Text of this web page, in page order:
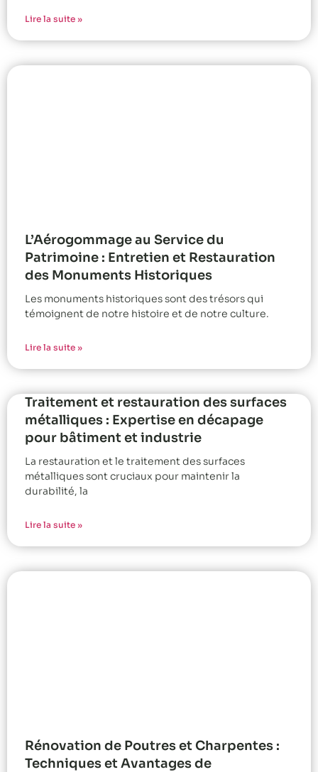
Lire la suite »
L’Aérogommage au Service du
Patrimoine : Entretien et Restauration
des Monuments Historiques
Les monuments historiques sont des trésors qui
témoignent de notre histoire et de notre culture.
Lire la suite »
Traitement et restauration des surfaces
métalliques : Expertise en décapage
pour bâtiment et industrie
La restauration et le traitement des surfaces
métalliques sont cruciaux pour maintenir la
durabilité, la
Lire la suite »
Rénovation de Poutres et Charpentes :
Techniques et Avantages de